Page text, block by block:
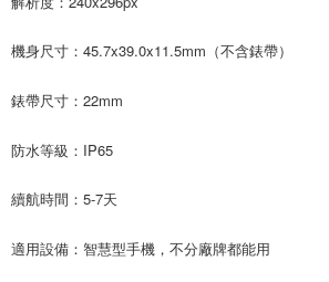
機身尺寸：45.7x39.0x11.5mm（不含錶帶）
錶帶尺寸：22mm
防水等級：IP65
續航時間：5-7天
適用設備：智慧型手機，不分廠牌都能用